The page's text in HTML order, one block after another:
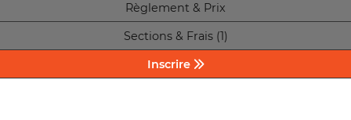
Règlement & Prix
Sections & Frais (1)
Inscrire